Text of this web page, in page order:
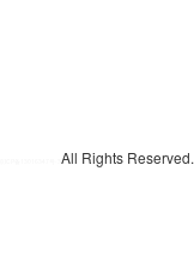
All Rights Reserved.